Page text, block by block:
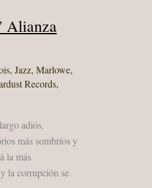
Alianza
, Jazz, Marlowe,
Records,
adiós,
más sombríos y
la más
la corrupción se